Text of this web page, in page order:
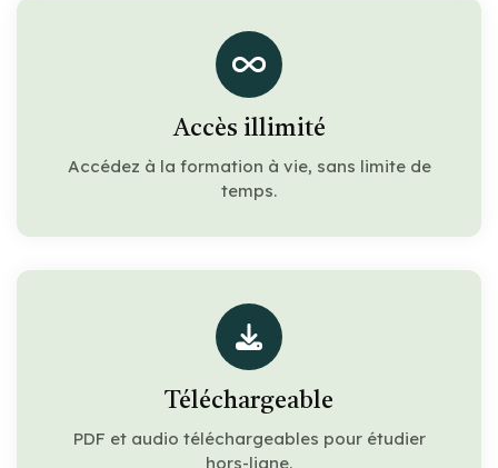
Accès illimité
Accédez à la formation à vie, sans limite de
temps.
Téléchargeable
PDF et audio téléchargeables pour étudier
hors-ligne.